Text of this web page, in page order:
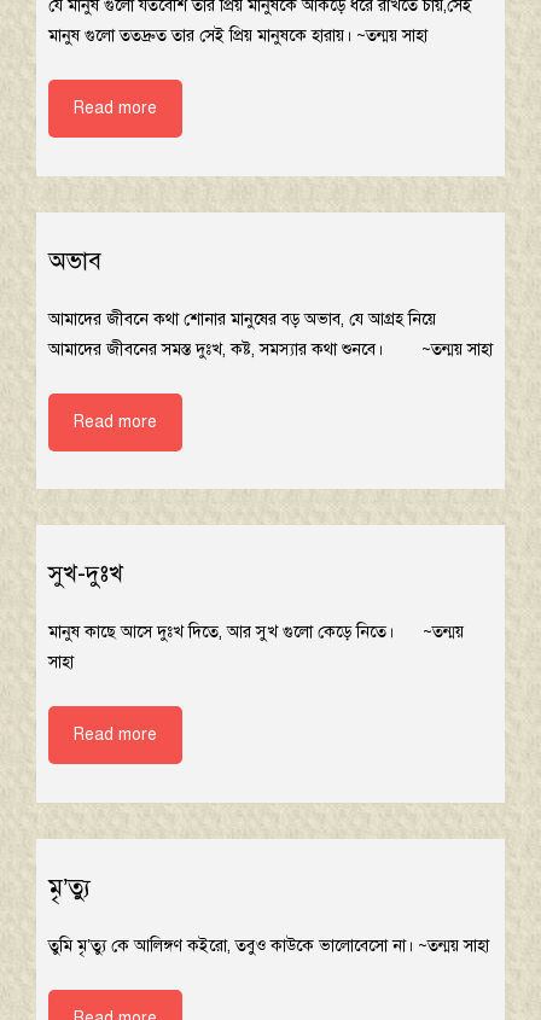
যে মানুষ গুলো যতবেশি তার প্রিয় মানুষকে আকড়ে ধরে রাখতে চায়,সেই
মানুষ গুলো ততদ্রুত তার সেই প্রিয় মানুষকে হারায়। ~তন্ময় সাহা
Read more
অভাব
আমাদের জীবনে কথা শোনার মানুষের বড় অভাব, যে আগ্রহ নিয়ে
আমাদের জীবনের সমস্ত দুঃখ, কষ্ট, সমস্যার কথা শুনবে। ~তন্ময় সাহা
Read more
সুখ-দুঃখ
মানুষ কাছে আসে দুঃখ দিতে, আর সুখ গুলো কেড়ে নিতে। ~তন্ময়
সাহা
Read more
মৃ’ত্যু
তুমি মৃ’ত্যু কে আলিঙ্গণ কইরো, তবুও কাউকে ভালোবেসো না। ~তন্ময় সাহা